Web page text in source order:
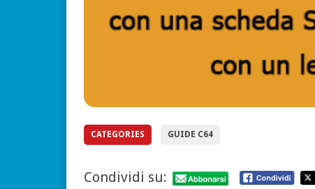
CATEGORIES GUIDE C64
Condividi su: